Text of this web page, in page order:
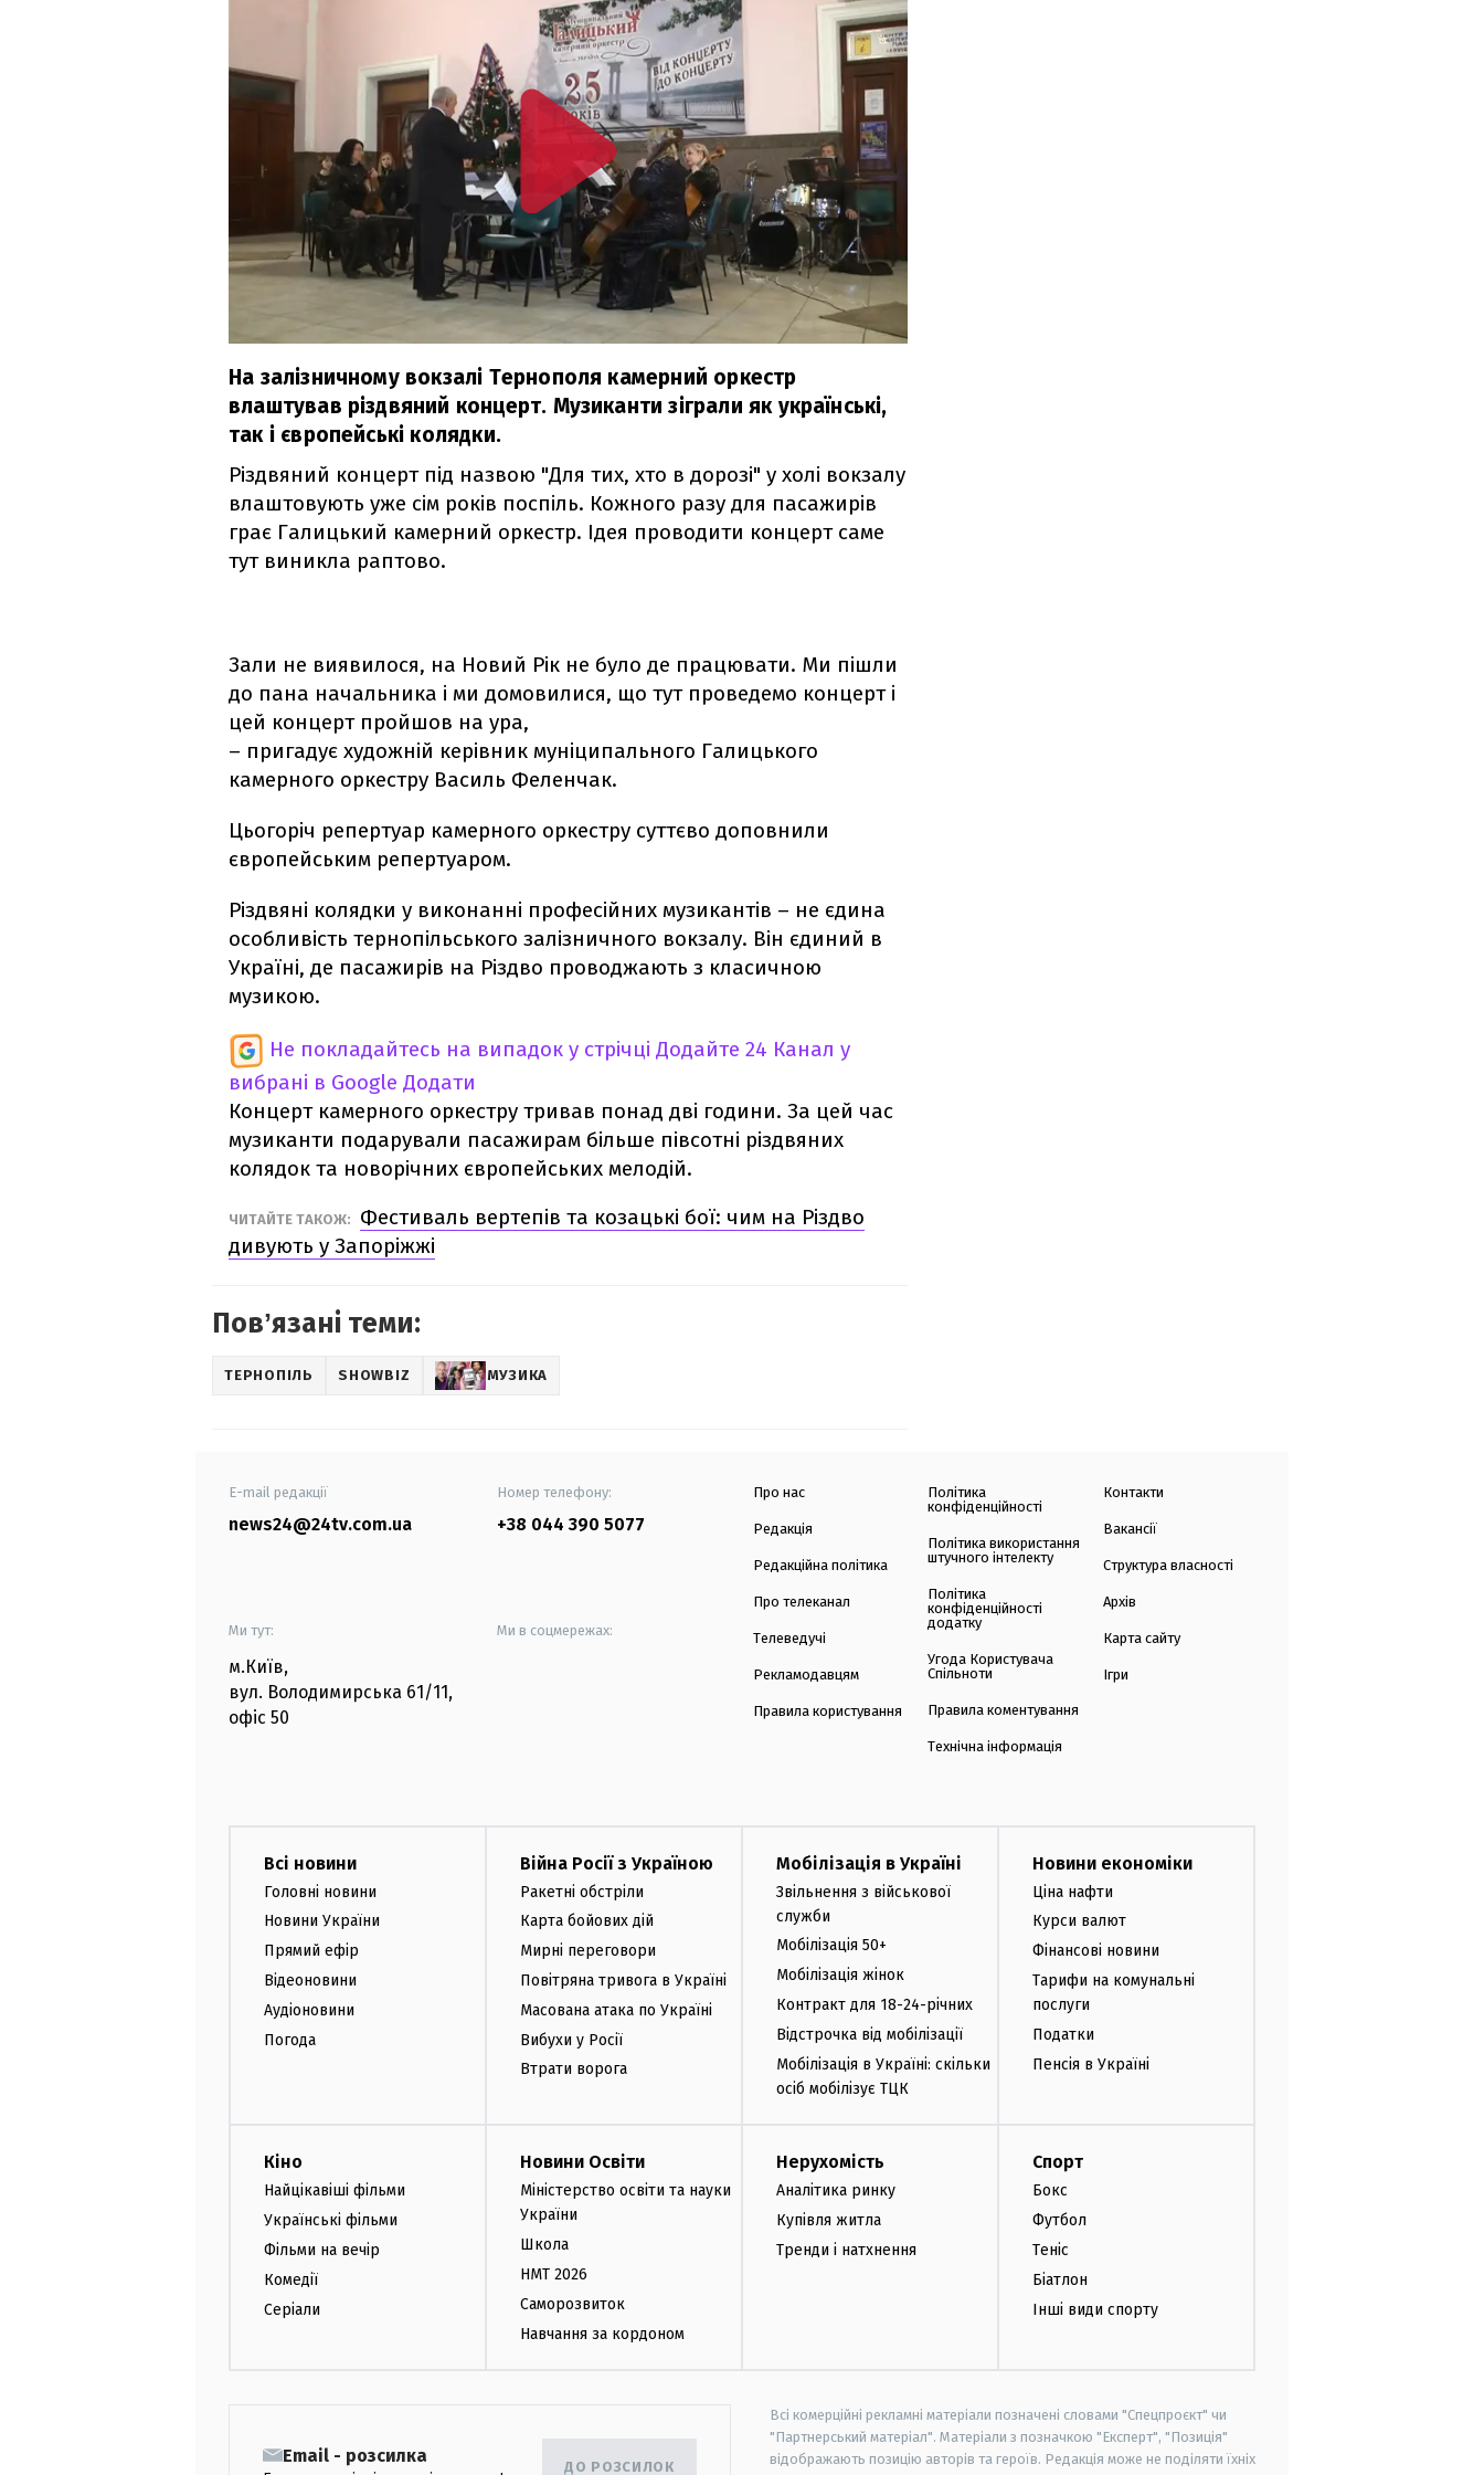
На залізничному вокзалі Тернополя камерний оркестр
влаштував різдвяний концерт. Музиканти зіграли як українські,
так і європейські колядки.
Різдвяний концерт під назвою "Для тих, хто в дорозі" у холі вокзалу
влаштовують уже сім років поспіль. Кожного разу для пасажирів
грає Галицький камерний оркестр. Ідея проводити концерт саме
тут виникла раптово.
Зали не виявилося, на Новий Рік не було де працювати. Ми пішли
до пана начальника і ми домовилися, що тут проведемо концерт і
цей концерт пройшов на ура,
– пригадує художній керівник муніципального Галицького
камерного оркестру Василь Феленчак.
Цьогоріч репертуар камерного оркестру суттєво доповнили
європейським репертуаром.
Різдвяні колядки у виконанні професійних музикантів – не єдина
особливість тернопільського залізничного вокзалу. Він єдиний в
Україні, де пасажирів на Різдво проводжають з класичною
музикою.
Не покладайтесь на випадок у стрічці Додайте 24 Канал у
вибрані в Google Додати
Концерт камерного оркестру тривав понад дві години. За цей час
музиканти подарували пасажирам більше півсотні різдвяних
колядок та новорічних європейських мелодій.
ЧИТАЙТЕ ТАКОЖ:
Фестиваль вертепів та козацькі бої: чим на Різдво
дивують у Запоріжжі
Повʼязані теми:
ТЕРНОПІЛЬ SHOWBIZ МУЗИКА
E-mail редакції
news24@24tv.com.ua
Номер телефону:
+38 044 390 5077
Ми тут:
м.Київ,
вул. Володимирська 61/11,
офіс 50
Ми в соцмережах:
Про нас
Редакція
Редакційна політика
Про телеканал
Телеведучі
Рекламодавцям
Правила користування
Політика
конфіденційності
Політика використання
штучного інтелекту
Політика
конфіденційності
додатку
Угода Користувача
Спільноти
Правила коментування
Технічна інформація
Контакти
Вакансії
Структура власності
Архів
Карта сайту
Ігри
Всі новини
Головні новини
Новини України
Прямий ефір
Відеоновини
Аудіоновини
Погода
Війна Росії з Україною
Ракетні обстріли
Карта бойових дій
Мирні переговори
Повітряна тривога в Україні
Масована атака по Україні
Вибухи у Росії
Втрати ворога
Мобілізація в Україні
Звільнення з військової
служби
Мобілізація 50+
Мобілізація жінок
Контракт для 18-24-річних
Відстрочка від мобілізації
Мобілізація в Україні: скільки
осіб мобілізує ТЦК
Новини економіки
Ціна нафти
Курси валют
Фінансові новини
Тарифи на комунальні
послуги
Податки
Пенсія в Україні
Кіно
Найцікавіші фільми
Українські фільми
Фільми на вечір
Комедії
Серіали
Новини Освіти
Міністерство освіти та науки
України
Школа
НМТ 2026
Саморозвиток
Навчання за кордоном
Нерухомість
Аналітика ринку
Купівля житла
Тренди і натхнення
Спорт
Бокс
Футбол
Теніс
Біатлон
Інші види спорту
Email - розсилка ДО РОЗСИЛОК
Всі комерційні рекламні матеріали позначені словами "Спецпроєкт" чи
"Партнерський матеріал". Матеріали з позначкою "Експерт", "Позиція"
відображають позицію авторів та героїв. Редакція може не поділяти їхніх